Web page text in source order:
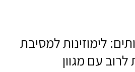
לימוזינות למסיבת
לרוב עם מגוון